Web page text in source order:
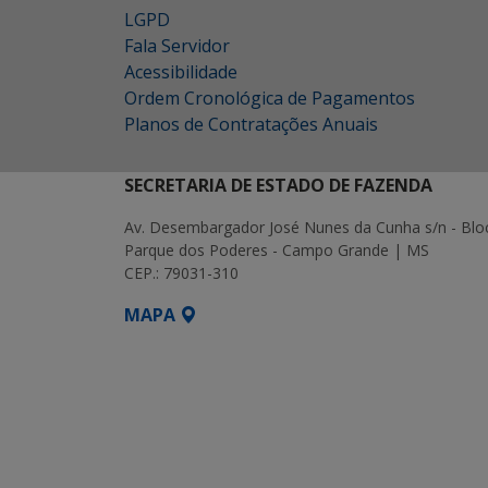
LGPD
Fala Servidor
Acessibilidade
Ordem Cronológica de Pagamentos
Planos de Contratações Anuais
SECRETARIA DE ESTADO DE FAZENDA
Av. Desembargador José Nunes da Cunha s/n -
Parque dos Poderes - Campo Grande | MS
CEP.: 79031-310
MAPA